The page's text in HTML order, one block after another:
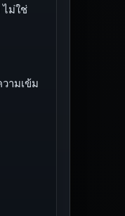
ไม่ใช่
ามเข้ม